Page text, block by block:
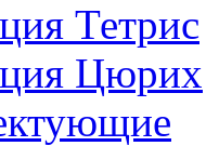
Тетрис
Цюрих